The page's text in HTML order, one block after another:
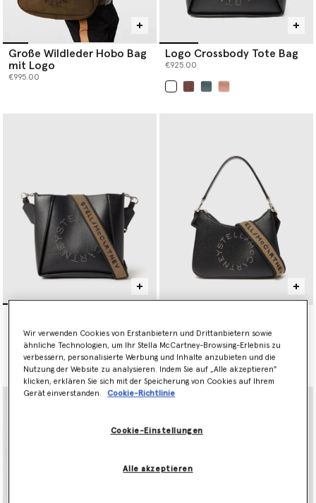
Große Wildleder Hobo Bag
mit Logo
€995.00
Logo Crossbody Tote Bag
€925.00
€850.00
ausgewählt
€825.00
ausgewählt
Wir verwenden Cookies von Erstanbietern und Drittanbietern sowie
ähnliche Technologien, um Ihr Stella McCartney-Browsing-Erlebnis zu
verbessern, personalisierte Werbung und Inhalte anzubieten und die
Nutzung der Website zu analysieren. Indem Sie auf „Alle akzeptieren"
klicken, erklären Sie sich mit der Speicherung von Cookies auf Ihrem
Gerät einverstanden.
Cookie-Richtlinie
Cookie-Einstellungen
Alle akzeptieren